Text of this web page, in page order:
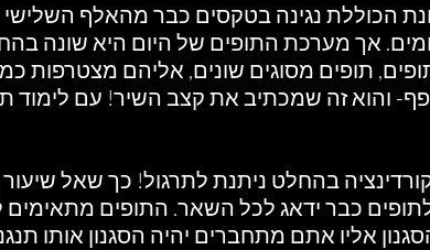
הכוללת נגינה בטקסים כבר מהאלף השלישי
אך מערכת התופים של היום היא שונה
תופים מסוגים שונים, אליהם מצטרפות
והוא זה שמכתיב את קצב השיר! עם לימוד
בהחלט ניתנת לתרגול! כך שאל
כבר ידאג לכל השאר. התופים מתאימים
אליו אתם מתחברים יהיה הסגנון אותו